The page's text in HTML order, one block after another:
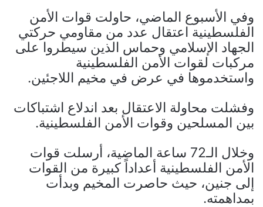
وفي الأسبوع الماضي، حاولت قوات الأمن
الفلسطينية اعتقال عدد من مقاومي حركتي
الجهاد الإسلامي وحماس الذين سيطروا على
مركبات لقوات الأمن الفلسطينية
واستخدموها في عرض في مخيم اللاجئين.
وفشلت محاولة الاعتقال بعد اندلاع اشتباكات
بين المسلحين وقوات الأمن الفلسطينية.
وخلال الـ72 ساعة الماضية، أرسلت قوات
الأمن الفلسطينية أعداداً كبيرة من القوات
إلى جنين، حيث حاصرت المخيم وبدأت
بمداهمته.